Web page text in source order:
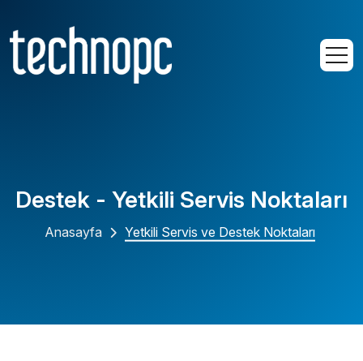
Destek - Yetkili Servis Noktaları
Anasayfa Yetkili Servis ve Destek Noktaları